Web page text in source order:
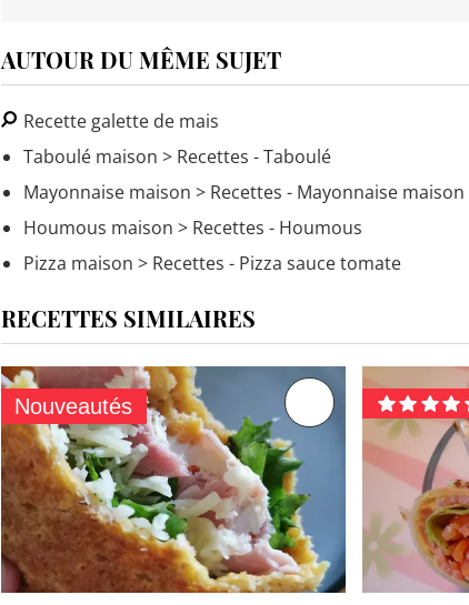
AUTOUR DU MÊME SUJET
Recette galette de mais
Taboulé maison > Recettes - Taboulé
Mayonnaise maison > Recettes - Mayonnaise maison
Houmous maison > Recettes - Houmous
Pizza maison > Recettes - Pizza sauce tomate
RECETTES SIMILAIRES
Nouveautés